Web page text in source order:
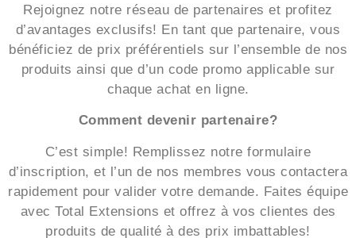
d’avantages exclusifs! En tant que partenaire, vous
bénéficiez de prix préférentiels sur l’ensemble de nos
produits ainsi que d’un code promo applicable sur
chaque achat en ligne.
Comment devenir partenaire?
C’est simple! Remplissez notre formulaire
d’inscription, et l’un de nos membres vous contactera
rapidement pour valider votre demande. Faites équipe
avec Total Extensions et offrez à vos clientes des
produits de qualité à des prix imbattables!